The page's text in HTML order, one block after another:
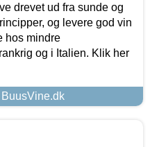
drevet ud fra sunde og
og levere god vin
hos mindre
og i Italien. Klik her